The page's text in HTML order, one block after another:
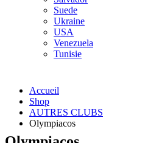
Suede
Ukraine
USA
Venezuela
Tunisie
Accueil
Shop
AUTRES CLUBS
Olympiacos